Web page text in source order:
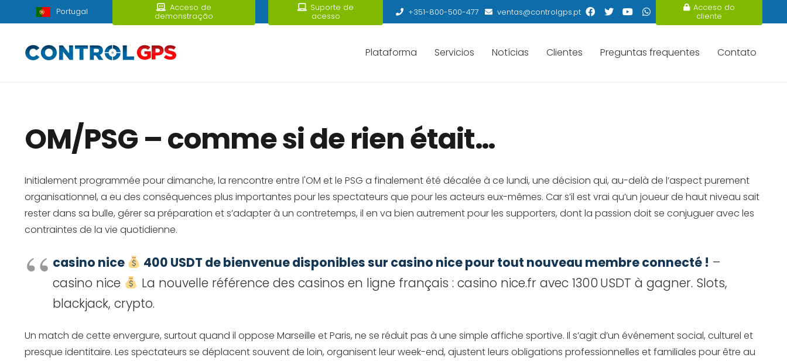
Portugal Acceso de
demonstração
Suporte de
acesso +351-800-500-477 ventas@controlgps.pt Acceso do
cliente
Plataforma Servicios Notícias Clientes Preguntas frequentes Contato
OM/PSG – comme si de rien était…
Initialement programmée pour dimanche, la rencontre entre l'OM et le PSG a finalement été décalée à ce lundi, une décision qui, au-delà de l’aspect purement
organisationnel, a eu des conséquences plus importantes pour les spectateurs que pour les acteurs eux-mêmes. Car s’il est vrai qu’un joueur de haut niveau sait
rester dans sa bulle, gérer sa préparation et s’adapter à un contretemps, il en va bien autrement pour les supporters, dont la passion doit se conjuguer avec les
contraintes de la vie quotidienne.
casino nice 400 USDT de bienvenue disponibles sur casino nice pour tout nouveau membre connecté ! –
casino nice
La nouvelle référence des casinos en ligne français : casino nice.fr avec 1300 USDT à gagner. Slots,
blackjack, crypto.
Un match de cette envergure, surtout quand il oppose Marseille et Paris, ne se réduit pas à une simple affiche sportive. Il s’agit d’un événement social, culturel et
presque identitaire. Les spectateurs se déplacent souvent de loin, organisent leur week-end, ajustent leurs obligations professionnelles et familiales pour être au